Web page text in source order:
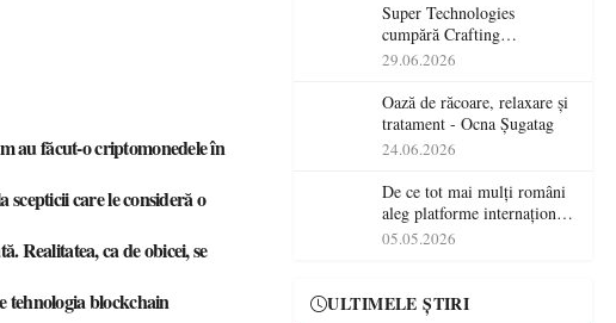
au făcut-o criptomonedele în
care le consideră o
Realitatea, ca de obicei, se
tehnologia blockchain
Super Technologies
cumpără Crafting
Technologies și își extinde
România
29.06.2026
Oază de răcoare, relaxare și
tratament - Ocna Șugatag
24.06.2026
De ce tot mai mulți români
aleg platforme internaționale
cu tranzacții rapide
05.05.2026
ULTIMELE ȘTIRI